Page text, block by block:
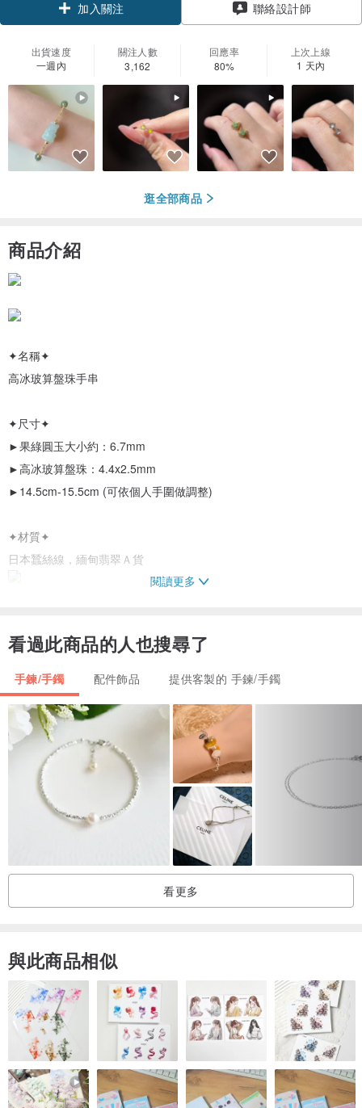
加入關注 聯絡設計師
出貨速度
一週內
關注人數
3,162
回應率
80%
上次上線
1 天內
逛全部商品
商品介紹
✦名稱✦
高冰玻算盤珠手串
✦尺寸✦
►果綠圓玉大小約：6.7mm
►高冰玻算盤珠：4.4x2.5mm
►14.5cm-15.5cm (可依個人手圍做調整)
✦材質✦
日本蠶絲線，緬甸翡翠Ａ貨
✦手鍊/手環✦
►手圍
手圍以公分(cm)計算，使用皮尺繞手一圈進行測量（下單時，請備
註）
加長：需另外加價（每款翡翠價格不同，請與聯繫我們進行報價）
可以依照個人需求訂製925銀或14k包金鏈
✦隨意扣✦
任意款隨意扣都可以改吊墜（下單時，請備註）
✦玉石綁件✦
凡是翡翠都可以設計綁件
如：包包掛飾/手機掛飾/車上掛飾/桌上掛飾/門上掛飾...等等
閱讀更多
看過此商品的人也搜尋了
手鍊/手鐲 配件飾品 提供客製的 手鍊/手鐲
看更多
與此商品相似